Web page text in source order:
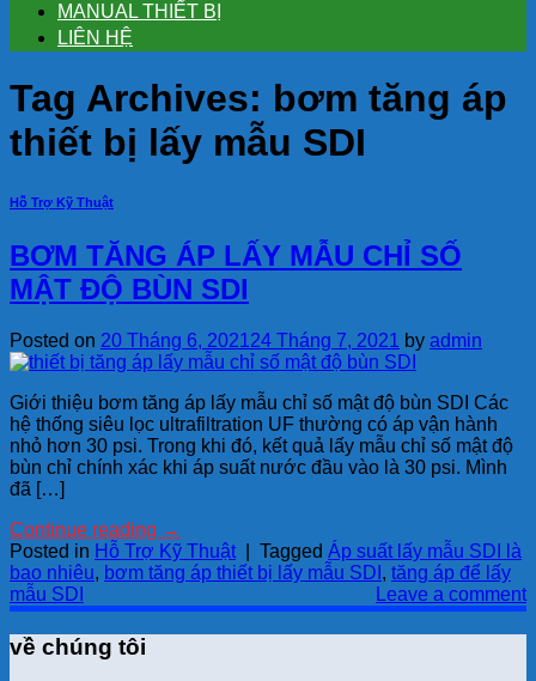
MANUAL THIẾT BỊ
LIÊN HỆ
Tag Archives: bơm tăng áp
thiết bị lấy mẫu SDI
Hỗ Trợ Kỹ Thuật
BƠM TĂNG ÁP LẤY MẪU CHỈ SỐ
MẬT ĐỘ BÙN SDI
Posted on 20 Tháng 6, 202124 Tháng 7, 2021 by admin
Giới thiệu bơm tăng áp lấy mẫu chỉ số mật độ bùn SDI Các
hệ thống siêu lọc ultrafiltration UF thường có áp vận hành
nhỏ hơn 30 psi. Trong khi đó, kết quả lấy mẫu chỉ số mật độ
bùn chỉ chính xác khi áp suất nước đầu vào là 30 psi. Mình
đã […]
Continue reading →
Posted in Hỗ Trợ Kỹ Thuật Tagged Áp suất lấy mẫu SDI là
bao nhiêu, bơm tăng áp thiết bị lấy mẫu SDI , tăng áp để lấy
mẫu SDI
Leave a comment
về chúng tôi